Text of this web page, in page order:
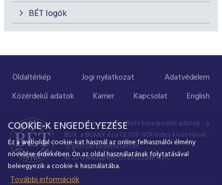
BÉT logók
Oldaltérkép Jogi nyilatkozat
Adatvédelem
Közérdekű adatok
Karrier Kapcsolat English
A portálon megjelenített kereskedési adatok - a
BUX, a BUMIX és a CETOP NTR index kivételével -
15 perccel késleltetettek.
© 2019 Budapesti Értéktőzsde Nyrt.
COOKIE-K ENGEDÉLYEZÉSE
Ez a weboldal cookie-kat használ az online felhasználói élmény
növelése érdekében. Ön az oldal használatának folytatásával
beleegyezik a cookie-k használatába.
További információk